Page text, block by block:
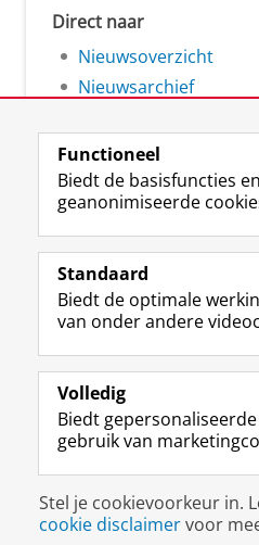
Direct naar
Nieuwsoverzicht
Nieuwsarchief
Volg de RUG
Studiekiezers
Alumni
Over ons
Disclaimer & Copyright
Functioneel
Biedt de basisfuncties
geanonimiseerde
Standaard
Biedt de optimale
van onder andere
Volledig
Biedt
gebruik van
Stel je cookievoorkeur in.
cookie disclaimervoor